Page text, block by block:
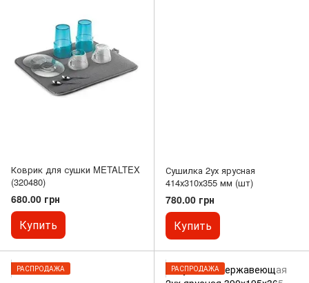
Коврик для сушки METALTEX
(320480)
680.00 грн
Купить
Сушилка 2ух ярусная
414х310х355 мм (шт)
780.00 грн
Купить
РАСПРОДАЖА РАСПРОДАЖА